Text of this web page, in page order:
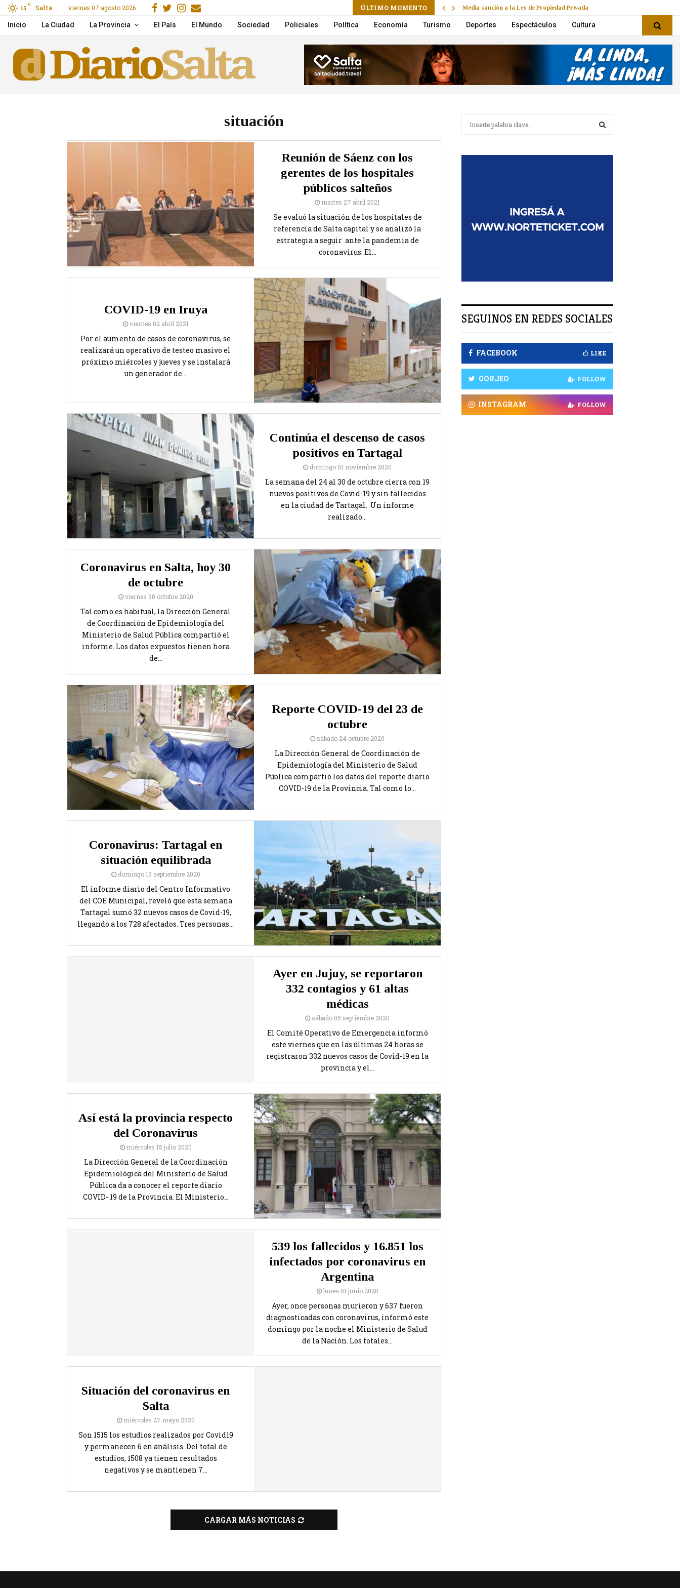
15 C Salta viernes 07 agosto 2026 ÚLTIMO MOMENTO
theengineerlady Billing and Payment Methods: Discreet, Secure & Easy Media sanción a la Ley de Propiedad Privada
Facebook
Gorjeo
Instagram
Email
Inicio La Ciudad La Provincia El País El Mundo Sociedad Policiales Política Economía Turismo Deportes Espectáculos Cultura
situación
Reunión de Sáenz con los
gerentes de los hospitales
públicos salteños
martes 27 abril 2021
Se evaluó la situación de los hospitales de
referencia de Salta capital y se analizó la
estrategia a seguir ante la pandemia de
coronavirus. El...
COVID-19 en Iruya
viernes 02 abril 2021
Por el aumento de casos de coronavirus, se
realizará un operativo de testeo masivo el
próximo miércoles y jueves y se instalará
un generador de...
Continúa el descenso de casos
positivos en Tartagal
domingo 01 noviembre 2020
La semana del 24 al 30 de octubre cierra con 19
nuevos positivos de Covid-19 y sin fallecidos
en la ciudad de Tartagal. Un informe
realizado...
Coronavirus en Salta, hoy 30
de octubre
viernes 30 octubre 2020
Tal como es habitual, la Dirección General
de Coordinación de Epidemiología del
Ministerio de Salud Pública compartió el
informe. Los datos expuestos tienen hora
de...
Reporte COVID-19 del 23 de
octubre
sábado 24 octubre 2020
La Dirección General de Coordinación de
Epidemiología del Ministerio de Salud
Pública compartió los datos del reporte diario
COVID-19 de la Provincia. Tal como lo...
Coronavirus: Tartagal en
situación equilibrada
domingo 13 septiembre 2020
El informe diario del Centro Informativo
del COE Municipal, reveló que esta semana
Tartagal sumó 32 nuevos casos de Covid-19,
llegando a los 728 afectados. Tres personas...
Ayer en Jujuy, se reportaron
332 contagios y 61 altas
médicas
sábado 05 septiembre 2020
El Comité Operativo de Emergencia informó
este viernes que en las últimas 24 horas se
registraron 332 nuevos casos de Covid-19 en la
provincia y el...
Así está la provincia respecto
del Coronavirus
miércoles 15 julio 2020
La Dirección General de la Coordinación
Epidemiológica del Ministerio de Salud
Pública da a conocer el reporte diario
COVID- 19 de la Provincia. El Ministerio...
539 los fallecidos y 16.851 los
infectados por coronavirus en
Argentina
lunes 01 junio 2020
Ayer, once personas murieron y 637 fueron
diagnosticadas con coronavirus, informó este
domingo por la noche el Ministerio de Salud
de la Nación. Los totales...
Situación del coronavirus en
Salta
miércoles 27 mayo 2020
Son 1515 los estudios realizados por Covid19
y permanecen 6 en análisis. Del total de
estudios, 1508 ya tienen resultados
negativos y se mantienen 7...
CARGAR MÁS NOTICIAS
A
SEGUINOS EN REDES SOCIALES
FACEBOOK LIKE
GORJEO FOLLOW
INSTAGRAM FOLLOW